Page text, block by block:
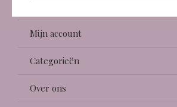
Mijn account
Categorieën
Over ons